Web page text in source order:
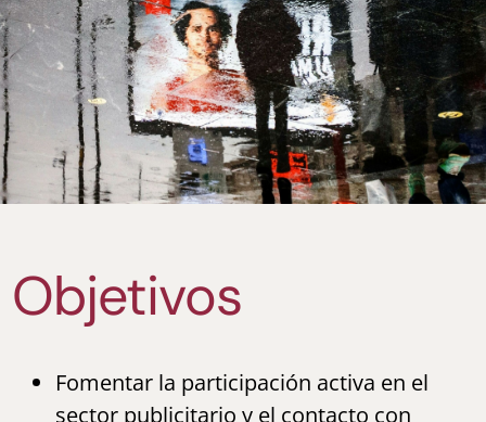
Objetivos
Fomentar la participación activa en el
sector publicitario y el contacto con